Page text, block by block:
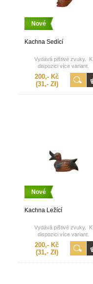
Nové
Kachna Sedící
Vydává pištivé zvuky. K
dispozici více variant.
200,- Kč
(31,- Zł)
Nové
Kachna Ležící
Vydává pištivé zvuky. K
dispozici více variant.
200,- Kč
(31,- Zł)